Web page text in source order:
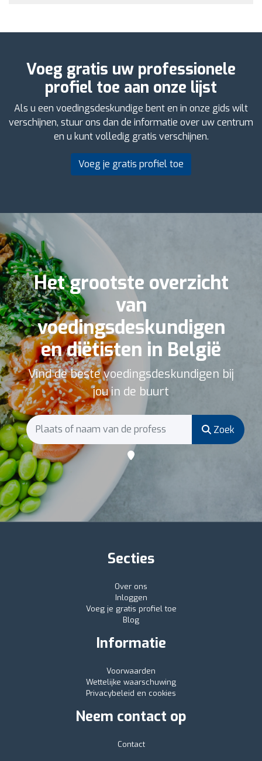
Voeg gratis uw professionele
profiel toe aan onze lijst
Als u een voedingsdeskundige bent en in onze gids wilt
verschijnen, stuur ons dan de informatie over uw centrum
en u kunt volledig gratis verschijnen.
Voeg je gratis profiel toe
Het grootste overzicht
van
voedingsdeskundigen
en diëtisten in België
Vind de beste voedingsdeskundigen bij
jou in de buurt
Zoek
Secties
Over ons
Inloggen
Voeg je gratis profiel toe
Blog
Informatie
Voorwaarden
Wettelijke waarschuwing
Privacybeleid en cookies
Neem contact op
Contact